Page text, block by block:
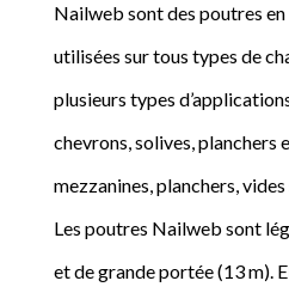
Nailweb sont des poutres
utilisées sur tous types de
plusieurs types
chevrons, solives, planchers
mezzanines, planchers,
Les poutres Nailweb sont
et de grande portée (13 m).